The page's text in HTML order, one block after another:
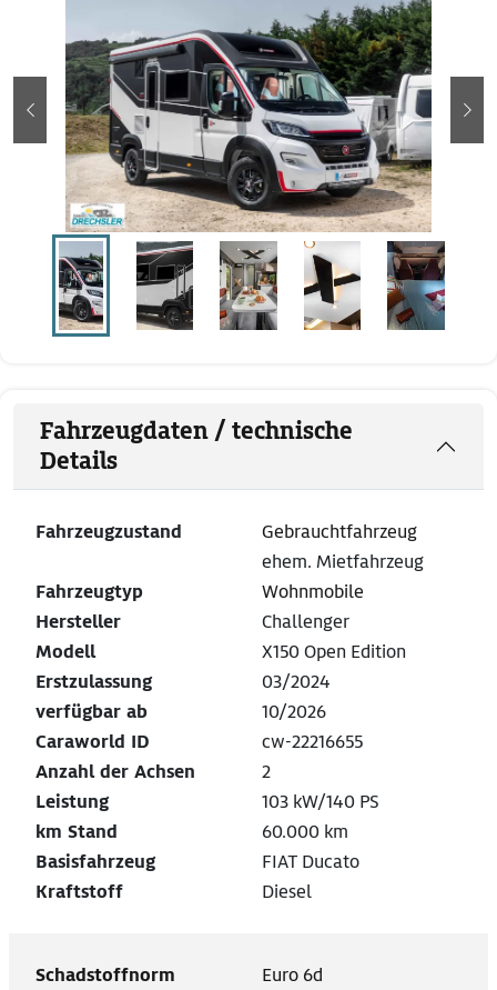
zurück
Fahrzeugdaten / technische
Details
Fahrzeugzustand
Gebrauchtfahrzeug
ehem. Mietfahrzeug
Fahrzeugtyp
Wohnmobile
Hersteller
Challenger
Modell
X150 Open Edition
Erstzulassung
03/2024
verfügbar ab
10/2026
Caraworld ID
cw-22216655
Anzahl der Achsen
2
Leistung
103 kW/140 PS
km Stand
60.000 km
Basisfahrzeug
FIAT Ducato
Kraftstoff
Diesel
Schadstoffnorm Euro 6d